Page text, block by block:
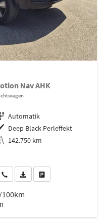
Nav AHK
Getriebe Automatik
Außenfarbe Deep Black Perleffekt
Kilometerstand 142.750 km
Wir rufen Sie anPDF-Datei, Fahrzeugexposé